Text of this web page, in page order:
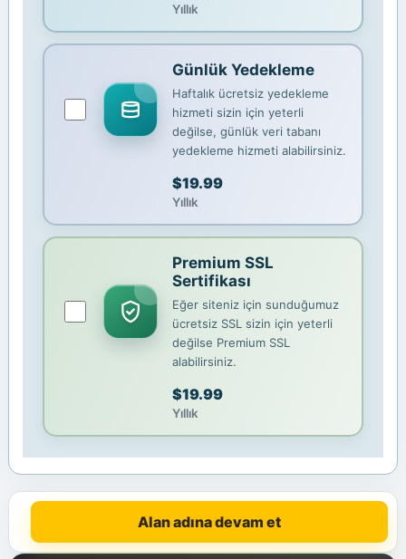
Yıllık
Günlük Yedekleme
Haftalık ücretsiz yedekleme
hizmeti sizin için yeterli
değilse, günlük veri tabanı
yedekleme hizmeti alabilirsiniz.
$19.99
Yıllık
Premium SSL
Sertifikası
Eğer siteniz için sunduğumuz
ücretsiz SSL sizin için yeterli
değilse Premium SSL
alabilirsiniz.
$19.99
Yıllık
Alan adına devam et